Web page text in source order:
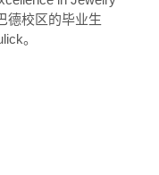
德校区的毕业生
。